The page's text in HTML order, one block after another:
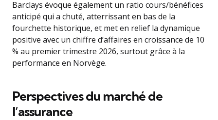
Barclays évoque également un ratio cours/bénéfices
anticipé qui a chuté, atterrissant en bas de la
fourchette historique, et met en relief la dynamique
positive avec un chiffre d’affaires en croissance de 10
% au premier trimestre 2026, surtout grâce à la
performance en Norvège.
Perspectives du marché de
l’assurance